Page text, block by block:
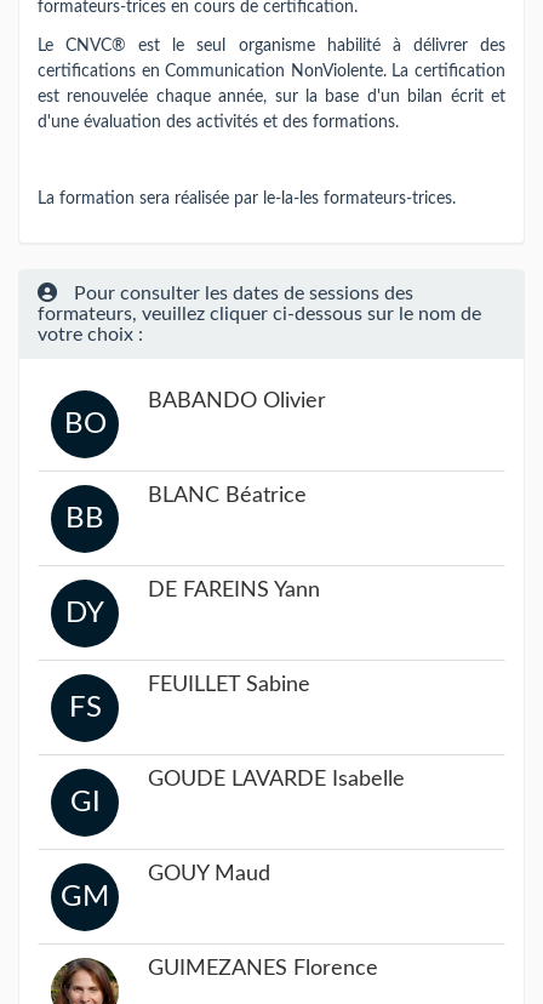
formateurs-trices en cours de certification.
Le CNVC® est le seul organisme habilité à délivrer des
certifications en Communication NonViolente. La certification
est renouvelée chaque année, sur la base d'un bilan écrit et
d'une évaluation des activités et des formations.
La formation sera réalisée par le-la-les formateurs-trices.
Pour consulter les dates de sessions des
formateurs, veuillez cliquer ci-dessous sur le nom de
votre choix :
BO
BABANDO Olivier
BB
BLANC Béatrice
DY
DE FAREINS Yann
FS
FEUILLET Sabine
GI
GOUDÉ LAVARDE Isabelle
GM
GOUY Maud
GUIMEZANES Florence